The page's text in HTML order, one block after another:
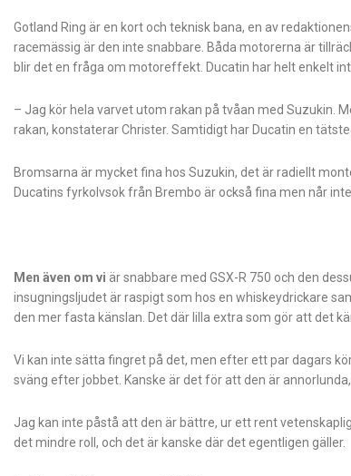
Gotland Ring är en kort och teknisk bana, en av
racemässig är den inte snabbare. Båda motorerna är
blir det en fråga om motoreffekt. Ducatin har helt enkelt
– Jag kör hela varvet utom rakan på tvåan med Suzukin.
rakan, konstaterar Christer. Samtidigt har Ducatin en
Bromsarna är mycket fina hos Suzukin, det är radiellt
Ducatins fyrkolvsok från Brembo är också fina men når
Men även om vi är snabbare med GSX-R 750 och den
insugningsljudet är raspigt som hos en whiskeydrickare
den mer fasta känslan. Det där lilla extra som gör att det
Vi kan inte sätta fingret på det, men efter ett par dagars
sväng efter jobbet. Kanske är det för att den är
Jag kan inte påstå att den är bättre, ur ett rent
det mindre roll, och det är kanske där det egentligen gäller.